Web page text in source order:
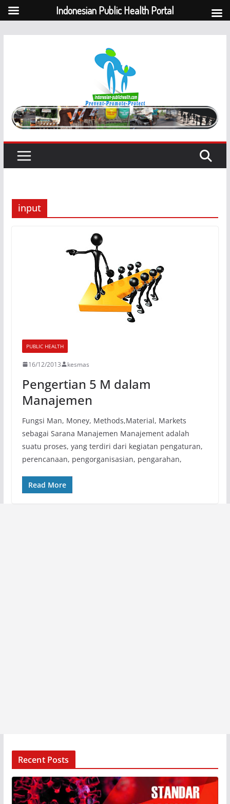
input
PUBLIC HEALTH
16/12/2013 kesmas
Pengertian 5 M dalam
Manajemen
Fungsi Man, Money, Methods,Material, Markets
sebagai Sarana Manajemen Manajement adalah
suatu proses, yang terdiri dari kegiatan pengaturan,
perencanaan, pengorganisasian, pengarahan,
Read More
Recent Posts
Indonesian Public Health Portal